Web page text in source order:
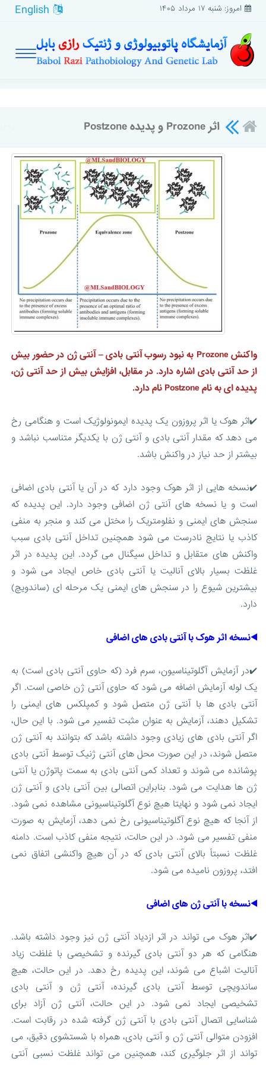
امروز: شنبه ۱۷ مرداد ۱۴۰۵
اثر Prozone و پدیده Postzone
واکنش Prozone به نبود رسوب آنتی بادی – آنتی ژن در حضور بیش
از حد آنتی بادی اشاره دارد. در مقابل، افزایش بیش از حد آنتی ژن،
پدیده ای به نام Postzone نام دارد.
✔️اثر هوک یا اثر پروزون یک پدیده ایمونولوژیک است و هنگامی رخ
می دهد که مقدار آنتی بادی و آنتی ژن با یکدیگر متناسب نباشد و
بیشتر از حد نیاز در واکنش باشد.
✔️نسخه هایی از اثر هوک وجود دارد که در آن یا آنتی بادی اضافی
است و یا نسخه های آنتی ژن اضافی وجود دارد. این پدیده که
سنجش های ایمنی و نفلومتریک را مختل می کند و منجر به منفی
کاذب یا نتایج نادرست می شود همچنین تداخل آنتی بادی سبب
واکنش های متقابل و تداخل سیگنال می گردد. این پدیده در اثر
غلظت بسیار بالای آنالیت یا آنتی بادی خاص ایجاد می شود و
بیشترین شیوع را در سنجش های ایمنی یک مرحله ای (ساندویچ)
دارد.
◀️نسخه اثر هوک با آنتی بادی های اضافی
✔️در آزمایش آگلوتیناسیون، سرم فرد (که حاوی آنتی بادی است) به
یک لوله آزمایش اضافه می شود که حاوی آنتی ژن خاصی است. اگر
آنتی بادی ها با آنتی ژن متصل شود و کمپلکس های ایمنی را
تشکیل دهند، آزمایش به عنوان مثبت تفسیر می شود. با این حال،
اگر آنتی بادی های زیادی وجود داشته باشد که بتوانند به آنتی ژن
متصل شوند، در این صورت محل های آنتی ژنیک توسط آنتی بادی
پوشانده می شوند و تعداد کمی آنتی بادی به سمت پاتوژن یا آنتی
ژن ها هدایت می شود. بنابراین اتصالی بین آنتی بادی و آنتی ژن
ایجاد نمی شود و نهایتا هیچ نوع آگلوتیناسیونی مشاهده نمی شود.
از آنجا که هیچ نوع آگلوتیناسیونی رخ نمی دهد، آزمایش به صورت
منفی تفسیر می شود. در این حالت، نتیجه منفی کاذب است. دامنه
غلظت نسبتاً بالای آنتی بادی که در آن هیچ واکنشی اتفاق نمی
افتد، پروزون نامیده می شود.
◀️نسخه با آنتی ژن های اضافی
✔️اثر هوک می تواند در اثر ازدیاد آنتی ژن نیز وجود داشته باشد.
هنگامی که هر دو آنتی بادی گیرنده و تشخیصی با غلظت زیاد
آنالیت اشباع می شوند، این پدیده رخ دهد. در این حالت، هیچ
ساندویچی توسط آنتی بادی گیرنده، آنتی ژن و آنتی بادی
تشخیصی ایجاد نمی شود. در این حالت، آنتی ژن آزاد برای
شناسایی اتصال آنتی بادی با آنتی ژن گرفته شده در رقابت است.
افزودن متوالی آنتی ژن و آنتی بادی، همراه با شستشوی دقیق، می
تواند از اثر جلوگیری کند، همچنین می تواند غلظت نسبی آنتی